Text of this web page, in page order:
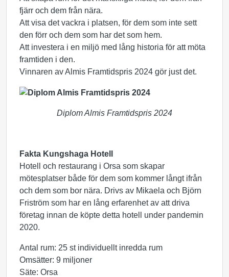
fjärr och dem från nära.
Att visa det vackra i platsen, för dem som inte sett
den förr och dem som har det som hem.
Att investera i en miljö med lång historia för att möta
framtiden i den.
Vinnaren av Almis Framtidspris 2024 gör just det.
Diplom Almis Framtidspris 2024
Fakta Kungshaga Hotell
Hotell och restaurang i Orsa som skapar
mötesplatser både för dem som kommer långt ifrån
och dem som bor nära. Drivs av Mikaela och Björn
Friström som har en lång erfarenhet av att driva
företag innan de köpte detta hotell under pandemin
2020.
Antal rum: 25 st individuellt inredda rum
Omsätter: 9 miljoner
Säte: Orsa